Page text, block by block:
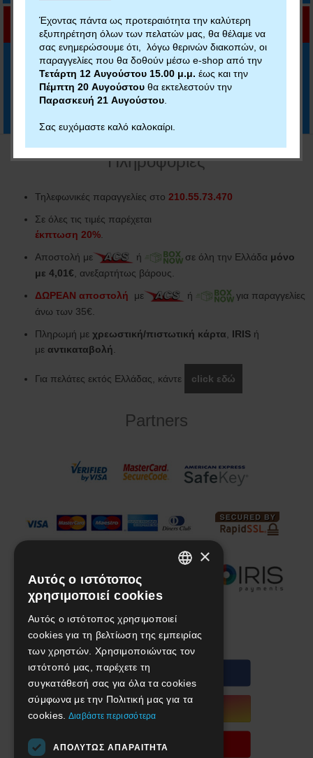
Για να αποκτήσετε το ηχητικό υλικό ή άλλο
διαθέσιμο υλικό των βιβλίων μας πατήστε εδώ
Πληροφορίες
Τηλεφωνικές παραγγελίες στο 210.55.73.470
Σε όλες τις τιμές παρέχεται
έκπτωση 20%
Αποστολή με
ή σε όλη την Ελλάδα μόνο
με 4,01€ , ανεξαρτήτως βάρους.
ΔΩΡΕΑΝ αποστολή με ή
για παραγγελίες
άνω των 35€.
Πληρωμή με χρεωστική/πιστωτική κάρτα, IRIS ή
με αντικαταβολή.
Για πελάτες εκτός Ελλάδας, κάντε click εδώ
Partners
We are social!
Έχοντας πάντα ως προτεραιότητα την καλύτερη
εξυπηρέτηση όλων των πελατών μας, θα θέλαμε να
σας ενημερώσουμε ότι, λόγω θερινών διακοπών, οι
παραγγελίες που θα δοθούν μέσω e-shop από την
Τετάρτη 12 Αυγούστου 15.00 μ.μ. έως και την
Πέμπτη 20 Αυγούστου θα εκτελεστούν την
Παρασκευή 21 Αυγούστου
Σας ευχόμαστε καλό καλοκαίρι.
×
Αυτός ο ιστότοπος
χρησιμοποιεί cookies
Αυτός ο ιστότοπος χρησιμοποιεί
cookies για τη βελτίωση της εμπειρίας
των χρηστών. Χρησιμοποιώντας τον
ιστότοπό μας, παρέχετε τη
συγκατάθεσή σας για όλα τα cookies
σύμφωνα με την Πολιτική μας για τα
cookies. Διαβάστε περισσότερα
ΑΠΟΛΎΤΩΣ ΑΠΑΡΑΊΤΗΤΑ